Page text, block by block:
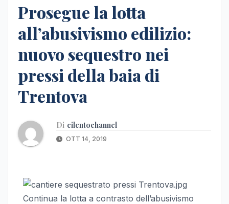
Prosegue la lotta
all’abusivismo edilizio:
nuovo sequestro nei
pressi della baia di
Trentova
Di cilentochannel
OTT 14, 2019
Continua la lotta a contrasto dell’abusivismo